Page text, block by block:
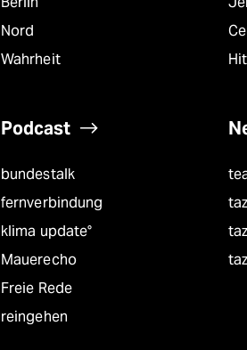
Nord
Wahrheit
Podcast
bundestalk
fernverbindung
klima update°
Mauerecho
Freie Rede
reingehen